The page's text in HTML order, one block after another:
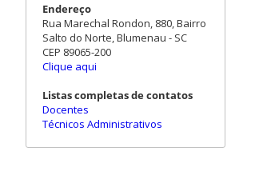
Endereço
Rua Marechal Rondon, 880, Bairro
Salto do Norte, Blumenau - SC
CEP 89065-200
Clique aqui
Listas completas de contatos
Docentes
Técnicos Administrativos